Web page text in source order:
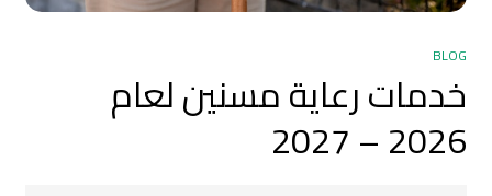
BLOG
خدمات رعاية مسنين لعام
2026 – 2027